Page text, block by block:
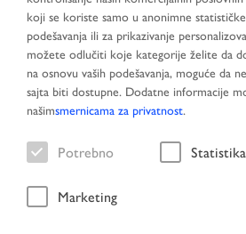
Toggle
navigation
MENU
Vozilo
koji se koriste samo u anonimne
podešavanja ili za prikazivanje
možete odlučiti koje kategorije želite da
na osnovu vaših podešavanja, moguće da
sajta biti dostupne. Dodatne informacije
našimsmernicama za privatnost.
Potrebno Statistika
Marketing